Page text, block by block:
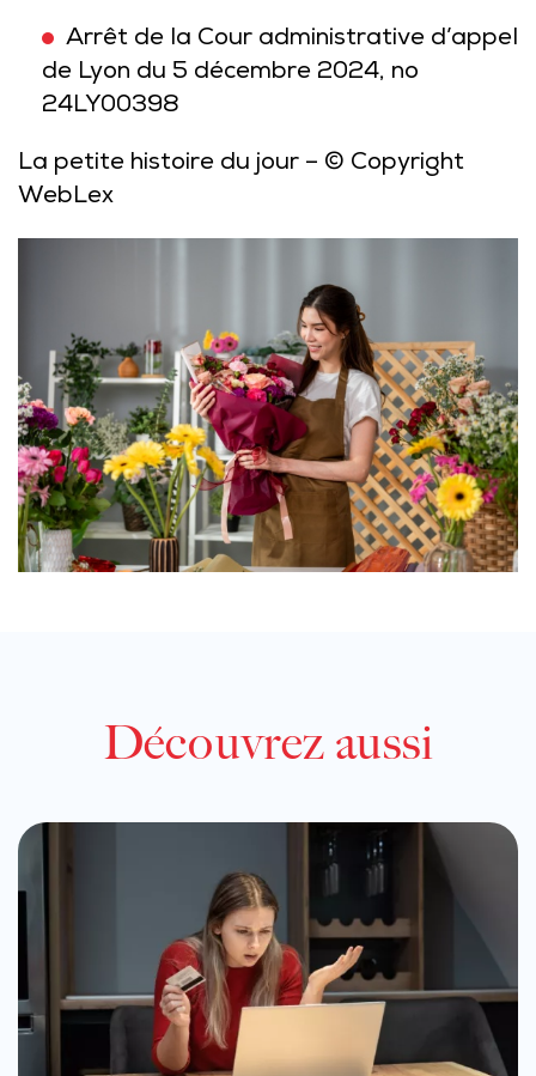
Arrêt de la Cour administrative d’appel
de Lyon du 5 décembre 2024, no
24LY00398
La petite histoire du jour – © Copyright
WebLex
Découvrez aussi